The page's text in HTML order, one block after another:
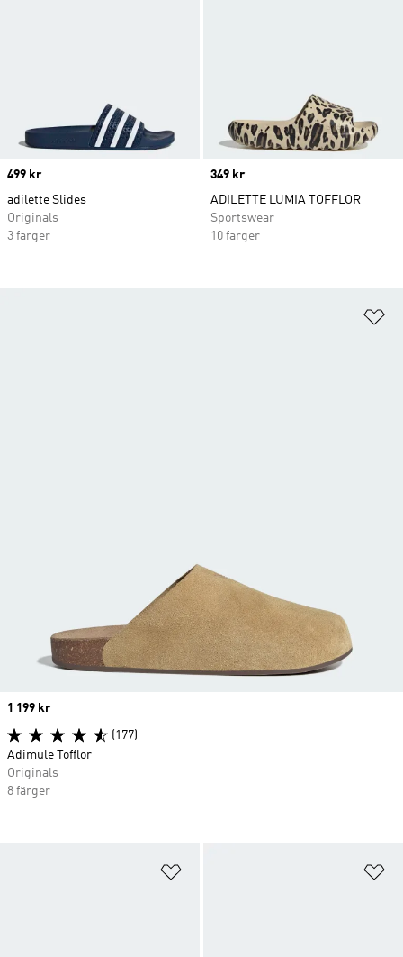
Price
499 kr
adilette Slides
Originals
3 färger
Price
349 kr
ADILETTE LUMIA TOFFLOR
Sportswear
10 färger
Price
1 199 kr
(177)
Adimule Tofflor
Originals
8 färger